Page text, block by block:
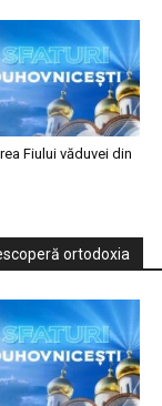
Fiului văduvei din
ortodoxia